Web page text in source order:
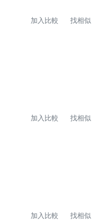
加入比較 找相似
加入比較 找相似
加入比較 找相似